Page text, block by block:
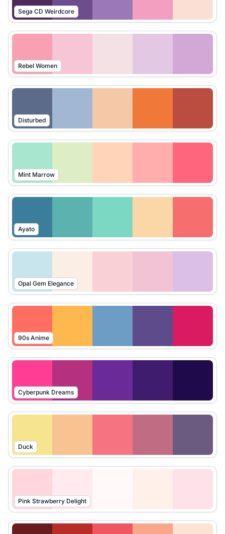
Sega CD Weirdcore
Rebel Women
Disturbed
Mint Marrow
Ayato
Opal Gem Elegance
90s Anime
Cyberpunk Dreams
Duck
Pink Strawberry Delight